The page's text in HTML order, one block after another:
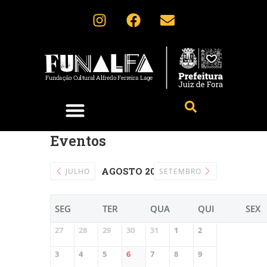
Eventos
JULHO AGOSTO 2026SETEMBRO
SEG TER QUA QUI SEX
27 28 29 30 31 1 2
3 4 5 6 7 8 9